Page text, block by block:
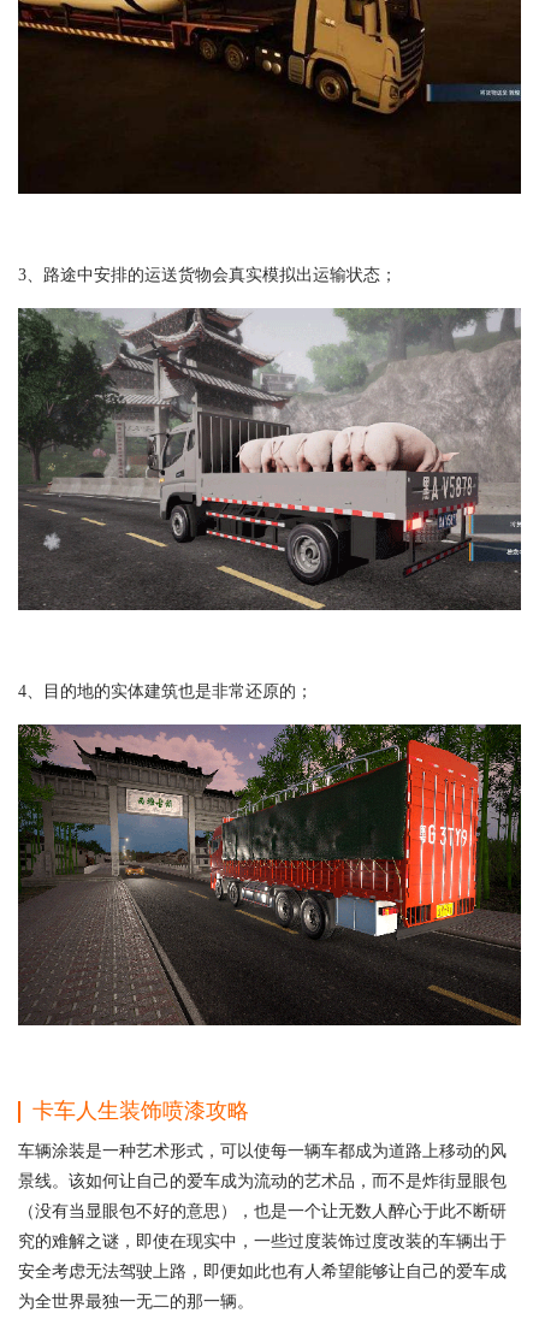
3、路途中安排的运送货物会真实模拟出运输状态；
4、目的地的实体建筑也是非常还原的；
卡车人生装饰喷漆攻略
车辆涂装是一种艺术形式，可以使每一辆车都成为道路上移动的风
景线。该如何让自己的爱车成为流动的艺术品，而不是炸街显眼包
（没有当显眼包不好的意思），也是一个让无数人醉心于此不断研
究的难解之谜，即使在现实中，一些过度装饰过度改装的车辆出于
安全考虑无法驾驶上路，即便如此也有人希望能够让自己的爱车成
为全世界最独一无二的那一辆。